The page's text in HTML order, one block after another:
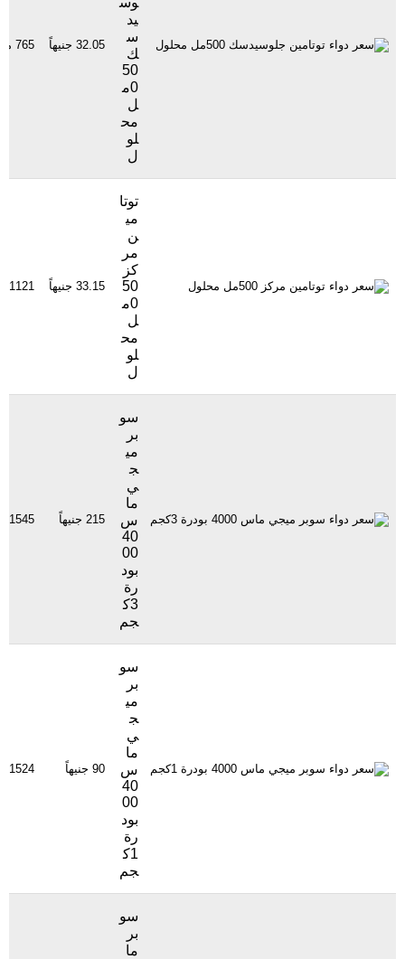
يد
س
ك
50
0م
ل
مح
لو
ل
32.05 جنيهاً 765 مشاهدة
توتا
مي
ن
مر
كز
50
0م
ل
مح
لو
ل
33.15 جنيهاً 1121 مشاهدة
سو
بر
مي
ج
ي
ما
س
40
00
بود
رة
3ك
جم
215 جنيهاً 1545 مشاهدة
سو
بر
مي
ج
ي
ما
س
40
00
بود
رة
1ك
جم
90 جنيهاً 1524 مشاهدة
سو
بر
ما